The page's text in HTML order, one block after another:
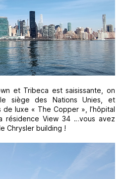
et Tribeca est saisissante, on
siège des Nations Unies, et
de luxe « The Copper », l’hôpital
résidence View 34 …vous avez
Chrysler building !